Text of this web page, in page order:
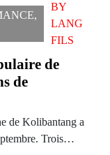
,
BY
LANG
FILS
de
de
de Kolibantang a
Trois…